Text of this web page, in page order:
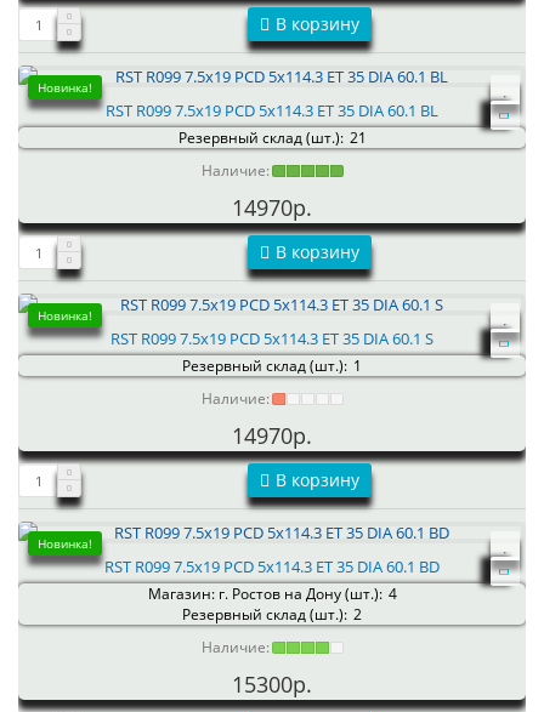
В корзину
Новинка!
RST R099 7.5x19 PCD 5x114.3 ET 35 DIA 60.1 BL
Резервный склад (шт.): 21
Наличие:
14970р.
В корзину
Новинка!
RST R099 7.5x19 PCD 5x114.3 ET 35 DIA 60.1 S
Резервный склад (шт.): 1
Наличие:
14970р.
В корзину
Новинка!
RST R099 7.5x19 PCD 5x114.3 ET 35 DIA 60.1 BD
Магазин: г. Ростов на Дону (шт.): 4
Резервный склад (шт.): 2
Наличие:
15300р.